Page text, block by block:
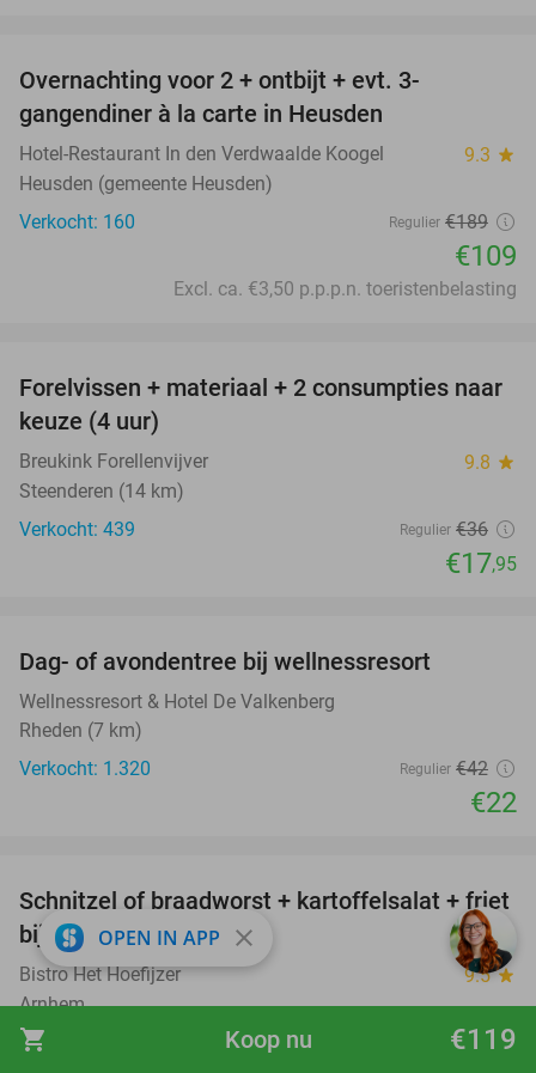
shopping_cart €119
Koop nu
Overnachting voor 2 + ontbijt + evt. 3-
gangendiner à la carte in Heusden
Hotel-Restaurant In den Verdwaalde Koogel 9.3 star
Heusden (gemeente Heusden)
Verkocht: 160
Regulier €189
€109
Excl. ca. €3,50 p.p.p.n. toeristenbelasting
50%
Forelvissen + materiaal + 2 consumpties naar
keuze (4 uur)
Breukink Forellenvijver 9.8 star
Steenderen (14 km)
Verkocht: 439
Regulier €36
€17,95
Dag- of avondentree bij wellnessresort
Wellnessresort & Hotel De Valkenberg
Rheden (7 km)
Verkocht: 1.320
Regulier €42
€22
51%
Schnitzel of braadworst + kartoffelsalat + friet
bij Bistro Het Hoefijzer
Bistro Het Hoefijzer 9.5star
Arnhem
Verkocht: 445
€29,50
OPEN IN APP close